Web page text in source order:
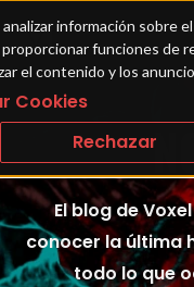
información sobre el
funciones de
el contenido y los
Cookies
Rechazar
El blog de
conocer la última
todo lo que